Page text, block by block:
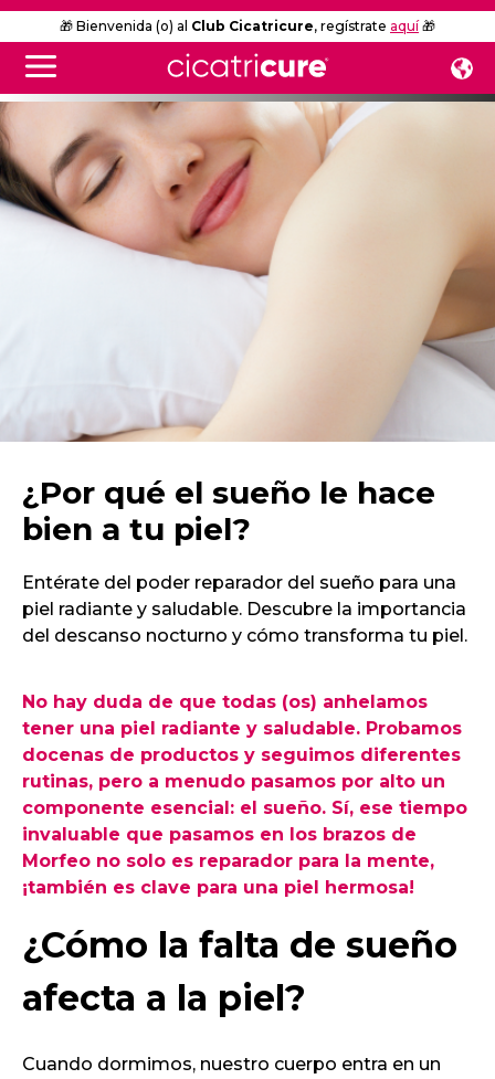
¿Por qué el sueño le hace
bien a tu piel?
Entérate del poder reparador del sueño para una
piel radiante y saludable. Descubre la importancia
del descanso nocturno y cómo transforma tu piel.
🎁 Bienvenida (o) al Club Cicatricure, regístrate aquí🎁
No hay duda de que todas (os) anhelamos
tener una piel radiante y saludable. Probamos
docenas de productos y seguimos diferentes
rutinas, pero a menudo pasamos por alto un
componente esencial: el sueño. Sí, ese tiempo
invaluable que pasamos en los brazos de
Morfeo no solo es reparador para la mente,
¡también es clave para una piel hermosa!
¿Cómo la falta de sueño
afecta a la piel?
Cuando dormimos, nuestro cuerpo entra en un